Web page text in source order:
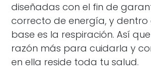
diseñadas con el fin de
correcto de energía, y dentro
base es la respiración. Así
razón más para cuidarla y
en ella reside toda tu salud.